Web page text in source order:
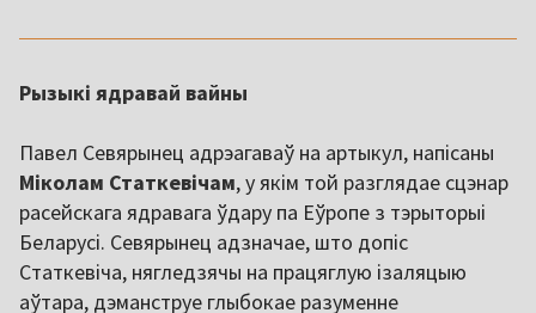
Рызыкі ядравай вайны
Павел Севярынец адрэагаваў на артыкул, напісаны
Міколам Статкевічам, у якім той разглядае сцэнар
расейскага ядравага ўдару па Еўропе з тэрыторыі
Беларусі. Севярынец адзначае, што допіс
Статкевіча, нягледзячы на працяглую ізаляцыю
аўтара, дэманструе глыбокае разуменне